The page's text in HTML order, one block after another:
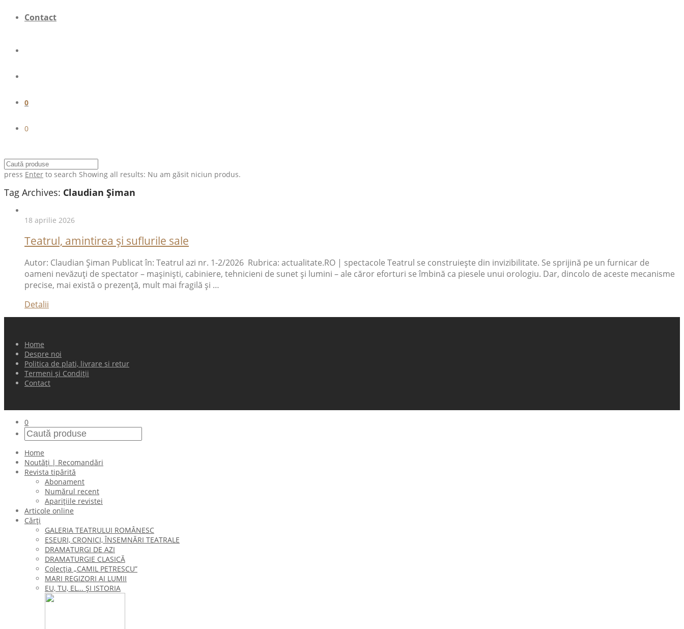
Contact
0
0
press Enter to search Showing all results: Nu am găsit niciun produs.
Tag Archives: Claudian Șiman
18 aprilie 2026
Teatrul, amintirea și suflurile sale
Autor: Claudian Șiman Publicat în: Teatrul azi nr. 1-2/2026 Rubrica: actualitate.RO | spectacole Teatrul se construiește din invizibilitate. Se sprijină pe un furnicar de
oameni nevăzuți de spectator – mașiniști, cabiniere, tehnicieni de sunet și lumini – ale căror eforturi se îmbină ca piesele unui orologiu. Dar, dincolo de aceste mecanisme
precise, mai există o prezență, mult mai fragilă și …
Detalii
Home
Despre noi
Politica de plati, livrare si retur
Termeni și Condiții
Contact
0
Home
Noutăți | Recomandări
Revista tipărită
Abonament
Numărul recent
Aparițiile revistei
Articole online
Cărți
GALERIA TEATRULUI ROMÂNESC
ESEURI, CRONICI, ÎNSEMNĂRI TEATRALE
DRAMATURGI DE AZI
DRAMATURGIE CLASICĂ
Colecţia „CAMIL PETRESCU”
MARI REGIZORI AI LUMII
EU, TU, EL… ŞI ISTORIA